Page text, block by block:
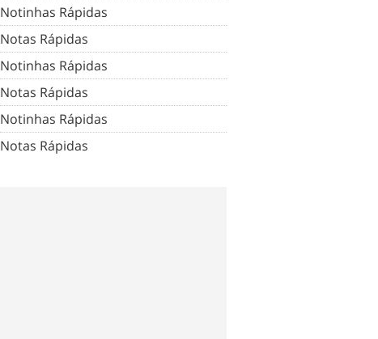
Notinhas Rápidas
Notas Rápidas
Notinhas Rápidas
Notas Rápidas
Notinhas Rápidas
Notas Rápidas